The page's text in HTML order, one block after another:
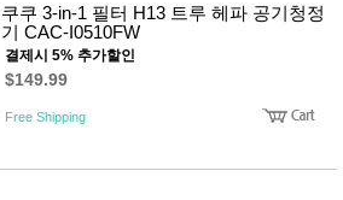
쿠쿠 3-in-1 필터 H13 트루 헤파 공기청정
기 CAC-I0510FW
결제시 5% 추가할인
$149.99
Free Shipping